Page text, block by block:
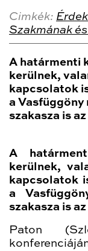
Cimkék:
Szakmának
A határmenti
kerülnek,
kapcsolatok
a Vasfüggöny
szakasza is
A
kerülnek,
kapcsolatok
a
szakasza is
Paton